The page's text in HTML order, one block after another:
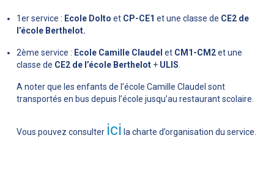
1er service : Ecole Dolto etCP-CE1 et une classe de CE2 de
l’école Berthelot.
2ème service : Ecole Camille Claudel et CM1-CM2et une
classe de CE2 de l’école Berthelot + ULIS
A noter que les enfants de l’école Camille Claudel sont
transportés en bus depuis l’école jusqu’au restaurant scolaire.
Vous pouvez consulter ici la charte d’organisation du service.